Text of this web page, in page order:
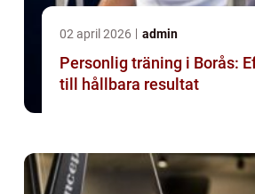
02 april 2026 admin
Personlig träning i Borås:
till hållbara resultat